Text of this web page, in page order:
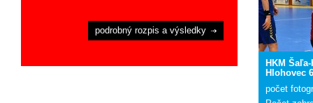
HKM
Hlohovec
počet
podrobný rozpis a výsledky